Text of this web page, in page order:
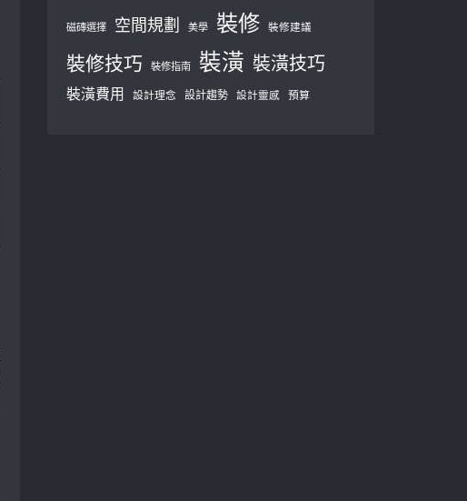
磁磚選擇 空間規劃 美學 裝修 裝修建議
裝修技巧 裝修指南 裝潢 裝潢技巧
裝潢費用 設計理念 設計趨勢 設計靈感 預算